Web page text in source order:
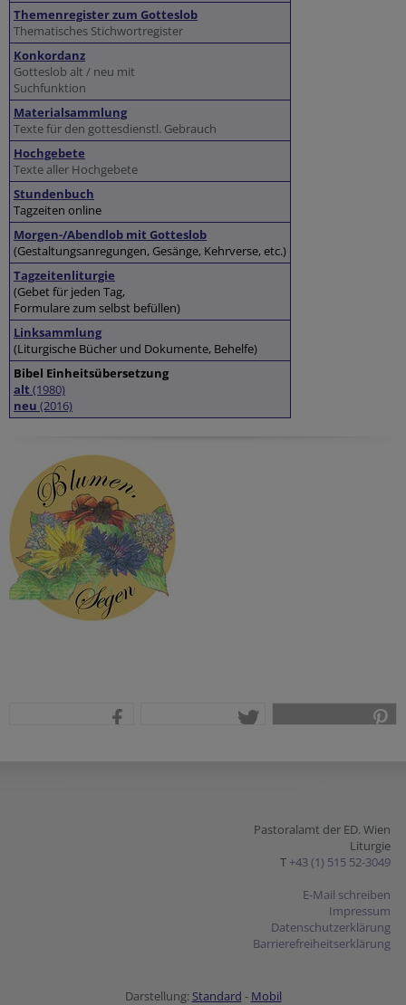
Themenregister zum Gotteslob
Thematisches Stichwortregister
Konkordanz
Gotteslob alt / neu mit
Suchfunktion
Materialsammlung
Texte für den gottesdienstl. Gebrauch
Hochgebete
Texte aller Hochgebete
Stundenbuch
Tagzeiten online
Morgen-/Abendlob mit Gotteslob
(Gestaltungsanregungen, Gesänge, Kehrverse, etc.)
Tagzeitenliturgie
(Gebet für jeden Tag,
Formulare zum selbst befüllen)
Linksammlung
(Liturgische Bücher und Dokumente, Behelfe)
Bibel Einheitsübersetzung
alt (1980)
neu (2016)
Pastoralamt der ED. Wien
Liturgie
T +43 (1) 515 52-3049
E-Mail schreiben
Impressum
Datenschutzerklärung
Barrierefreiheitserklärung
Darstellung: Standard - Mobil